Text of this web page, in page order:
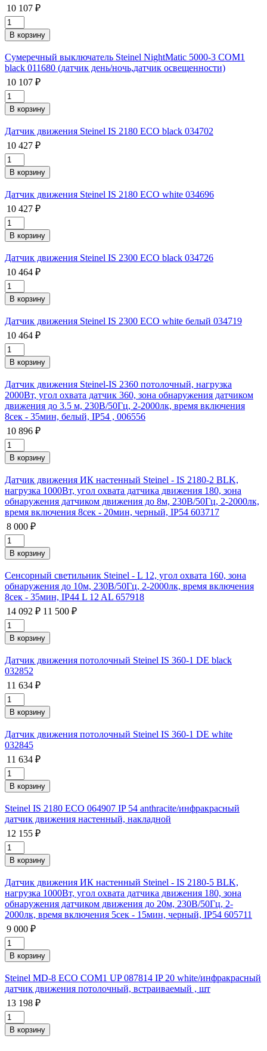
10 107 ₽
Сумеречный выключатель Steinel NightMatic 5000-3 COM1
black 011680 (датчик день/ночь,датчик освещенности)
10 107 ₽
Датчик движения Steinel IS 2180 ECO black 034702
10 427 ₽
Датчик движения Steinel IS 2180 ECO white 034696
10 427 ₽
Датчик движения Steinel IS 2300 ECO black 034726
10 464 ₽
Датчик движения Steinel IS 2300 ECO white белый 034719
10 464 ₽
Датчик движения Steinel-IS 2360 потолочный, нагрузка
2000Вт, угол охвата датчик 360, зона обнаружения датчиком
движения до 3.5 м, 230В/50Гц, 2-2000лк, время включения
8сек - 35мин, белый, IP54 , 006556
10 896 ₽
Датчик движения ИК настенный Steinel - IS 2180-2 BLK,
нагрузка 1000Вт, угол охвата датчика движения 180, зона
обнаружения датчиком движения до 8м, 230В/50Гц, 2-2000лк,
время включения 8сек - 20мин, черный, IP54 603717
8 000 ₽
Сенсорный светильник Steinel - L 12, угол охвата 160, зона
обнаружения до 10м, 230В/50Гц, 2-2000лк, время включения
8сек - 35мин, IP44 L 12 AL 657918
14 092 ₽ 11 500 ₽
Датчик движения потолочный Steinel IS 360-1 DE black
032852
11 634 ₽
Датчик движения потолочный Steinel IS 360-1 DE white
032845
11 634 ₽
Steinel IS 2180 ECO 064907 IP 54 anthracite/инфракрасный
датчик движения настенный, накладной
12 155 ₽
Датчик движения ИК настенный Steinel - IS 2180-5 BLK,
нагрузка 1000Вт, угол охвата датчика движения 180, зона
обнаружения датчиком движения до 20м, 230В/50Гц, 2-
2000лк, время включения 5сек - 15мин, черный, IP54 605711
9 000 ₽
Steinel MD-8 ECO COM1 UP 087814 IP 20 white/инфракрасный
датчик движения потолочный, встраиваемый , шт
13 198 ₽